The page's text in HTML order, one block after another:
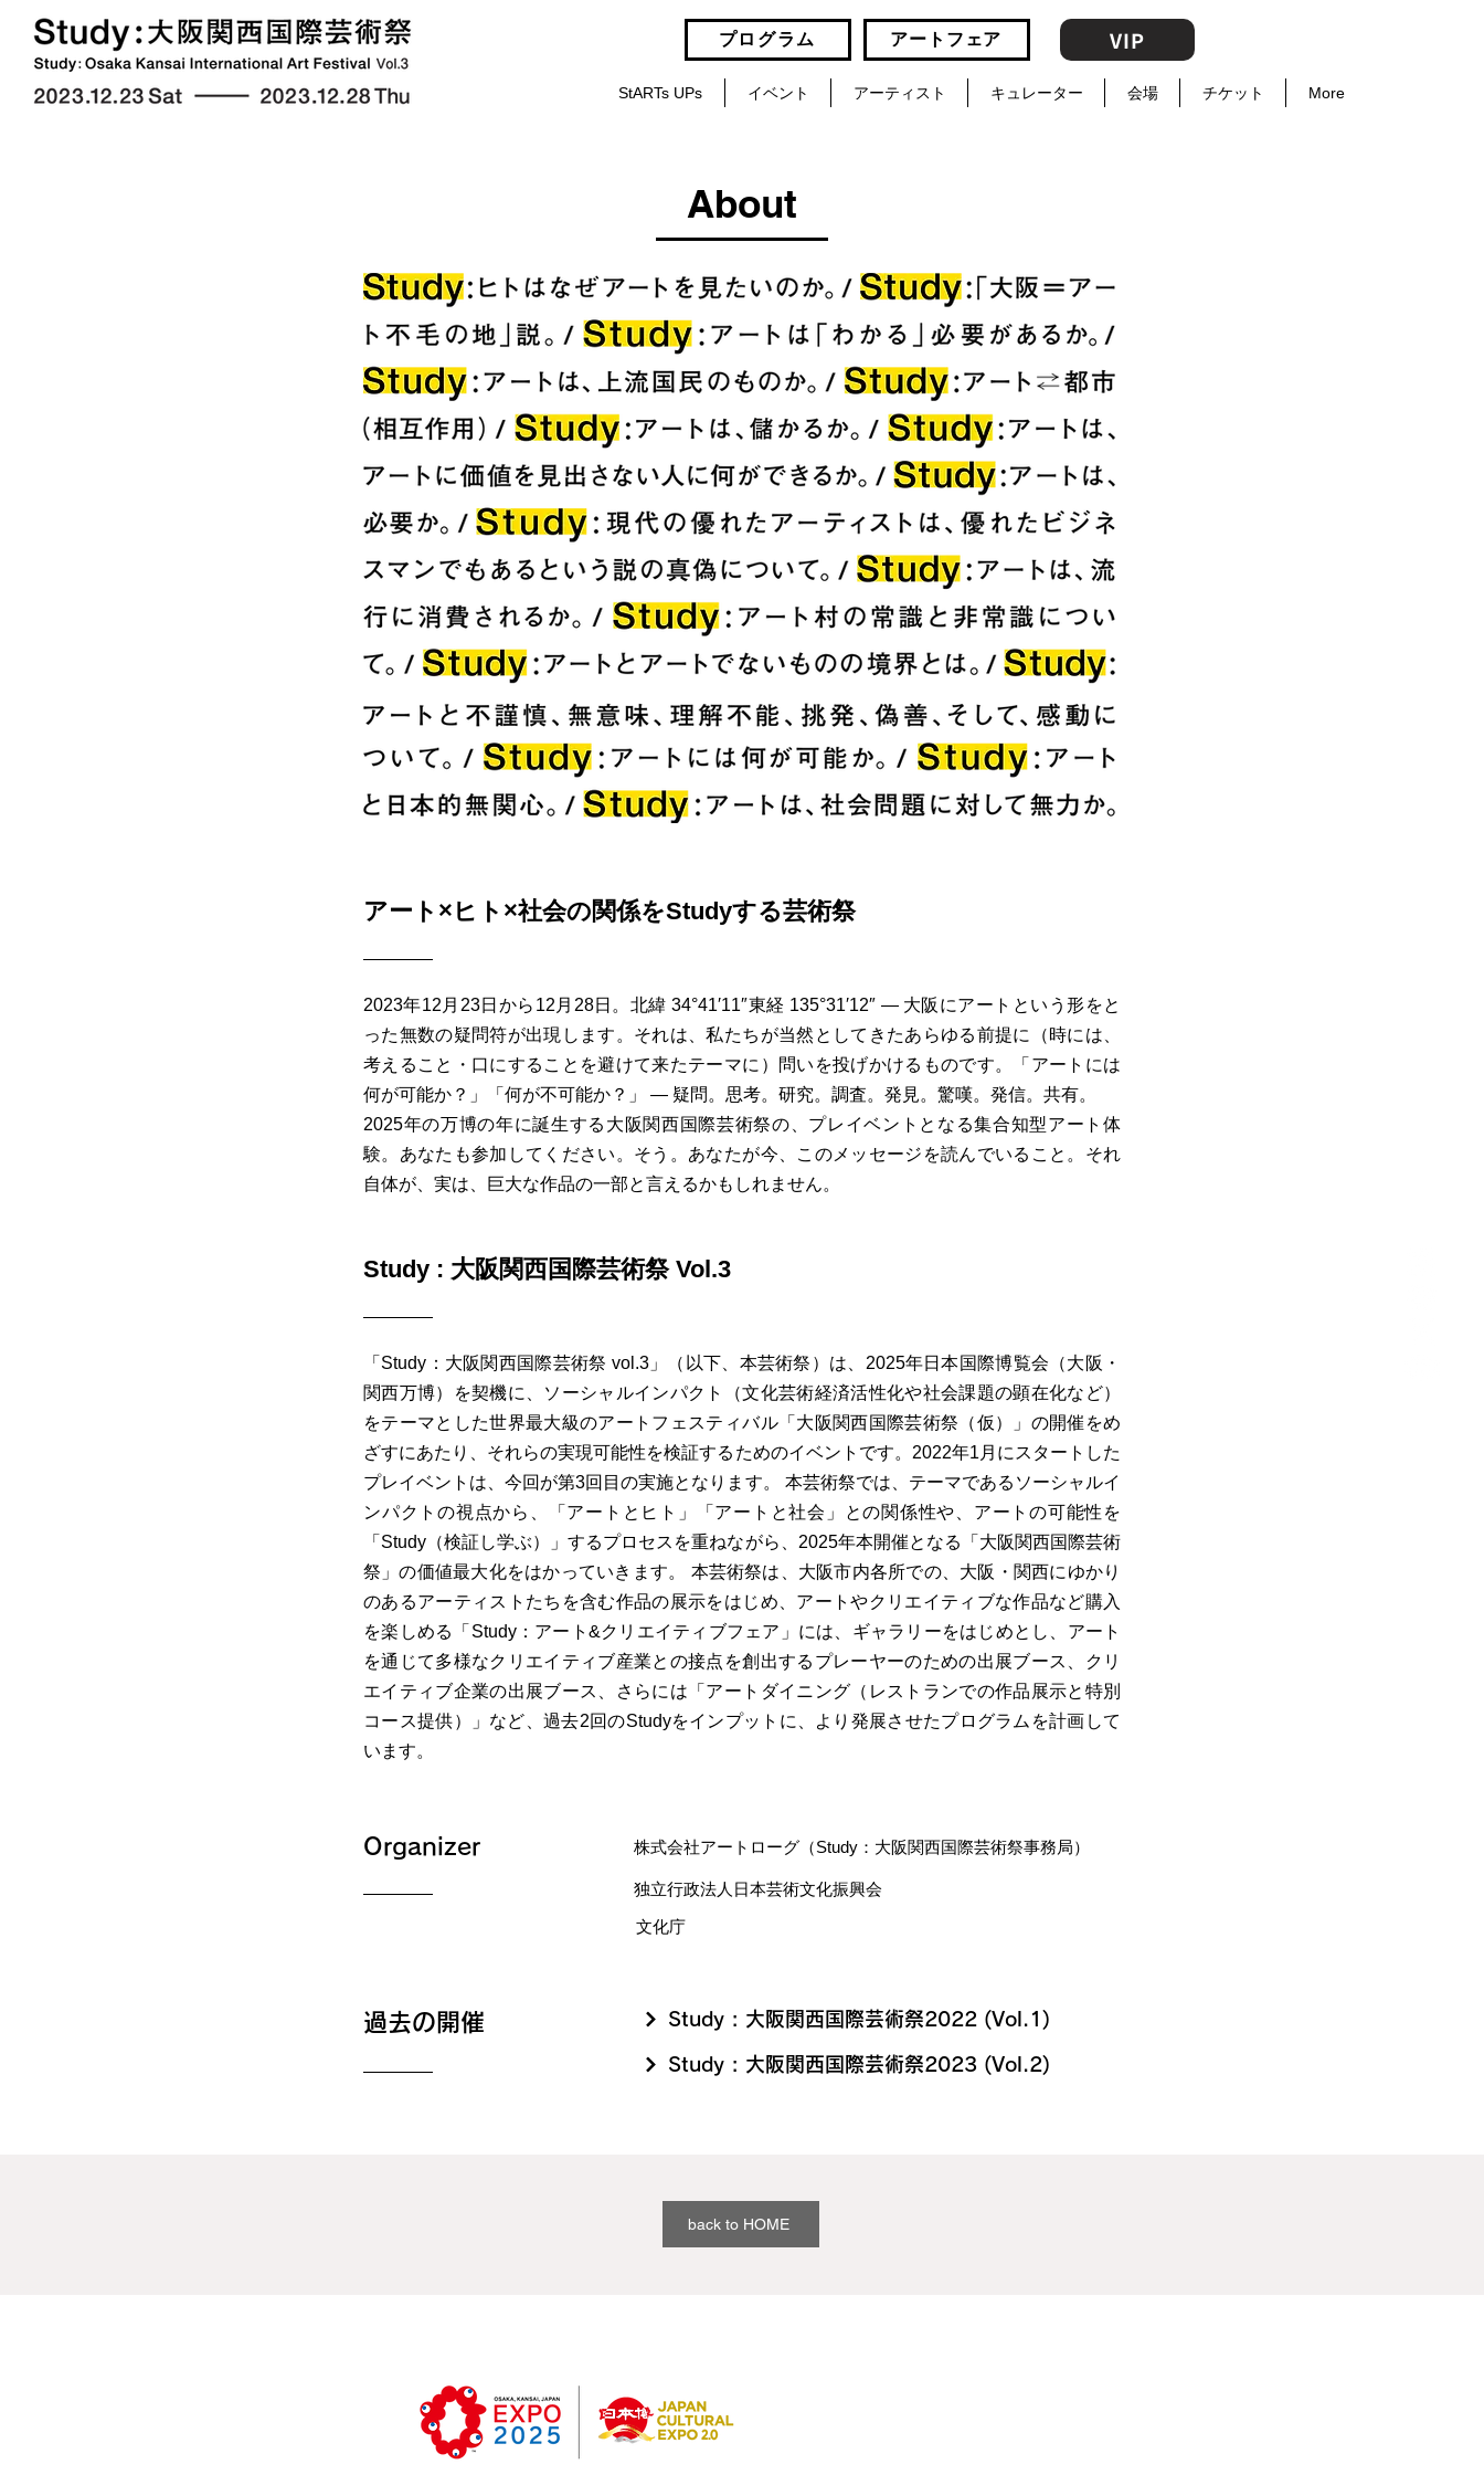
プログラム アートフェア VIP
StARTs UPs イベント アーティスト キュレーター 会場 チケット More
About
アート×ヒト×社会の関係をStudyする芸術祭
2023年12月23日から12月28日。北緯 34°41′11″東経 135°31′12″ ― 大阪にアートという形をと
った無数の疑問符が出現します。それは、私たちが当然としてきたあらゆる前提に（時には、
考えること・口にすることを避けて来たテーマに）問いを投げかけるものです。「アートには
何が可能か？」「何が不可能か？」 ― 疑問。思考。研究。調査。発見。驚嘆。発信。共有。
2025年の万博の年に誕生する大阪関西国際芸術祭の、プレイベントとなる集合知型アート体
験。あなたも参加してください。そう。あなたが今、このメッセージを読んでいること。それ
自体が、実は、巨大な作品の一部と言えるかもしれません。
Study : 大阪関西国際芸術祭 Vol.3
「Study：大阪関西国際芸術祭 vol.3」（以下、本芸術祭）は、2025年日本国際博覧会（大阪・
関西万博）を契機に、ソーシャルインパクト（文化芸術経済活性化や社会課題の顕在化など）
をテーマとした世界最大級のアートフェスティバル「大阪関西国際芸術祭（仮）」の開催をめ
ざすにあたり、それらの実現可能性を検証するためのイベントです。2022年1月にスタートした
プレイベントは、今回が第3回目の実施となります。 本芸術祭では、テーマであるソーシャルイ
ンパクトの視点から、「アートとヒト」「アートと社会」との関係性や、アートの可能性を
「Study（検証し学ぶ）」するプロセスを重ねながら、2025年本開催となる「大阪関西国際芸術
祭」の価値最大化をはかっていきます。 本芸術祭は、大阪市内各所での、大阪・関西にゆかり
のあるアーティストたちを含む作品の展示をはじめ、アートやクリエイティブな作品など購入
を楽しめる「Study：アート&クリエイティブフェア」には、ギャラリーをはじめとし、アート
を通じて多様なクリエイティブ産業との接点を創出するプレーヤーのための出展ブース、クリ
エイティブ企業の出展ブース、さらには「アートダイニング（レストランでの作品展示と特別
コース提供）」など、過去2回のStudyをインプットに、より発展させたプログラムを計画して
います。
株式会社アートローグ（Study：大阪関西国際芸術祭事務局）
Organizer
独立行政法人日本芸術文化振興会
文化庁
過去の開催 Study : 大阪関西国際芸術祭2022 (Vol.1)
Study : 大阪関西国際芸術祭2023 (Vol.2)
back to HOME